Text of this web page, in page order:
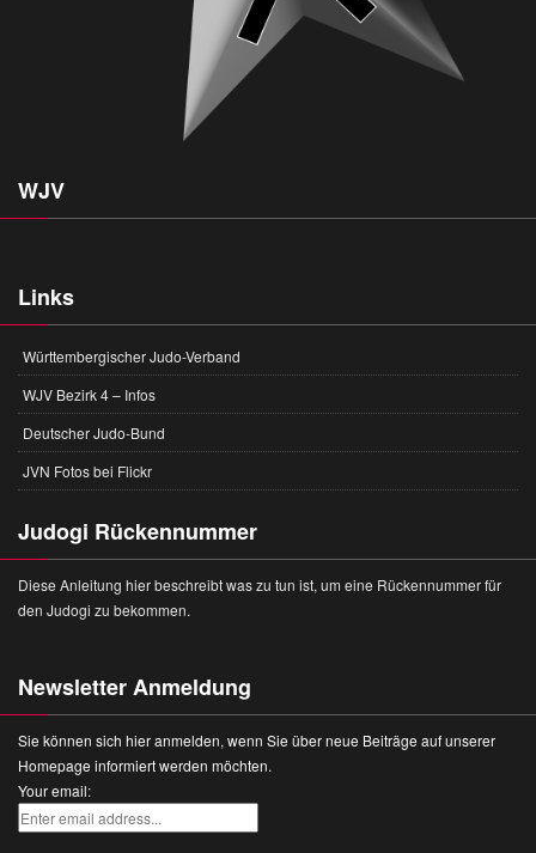
WJV
Links
Württembergischer Judo-Verband
WJV Bezirk 4 – Infos
Deutscher Judo-Bund
JVN Fotos bei Flickr
Judogi Rückennummer
Diese Anleitung hier beschreibt was zu tun ist, um eine Rückennummer für
den Judogi zu bekommen.
Newsletter Anmeldung
Sie können sich hier anmelden, wenn Sie über neue Beiträge auf unserer
Homepage informiert werden möchten.
Your email: